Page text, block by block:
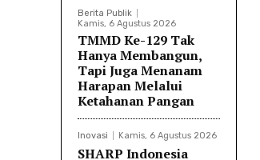
Berita Publik
Kamis, 6 Agustus 2026
TMMD Ke-129 Tak
Hanya Membangun,
Tapi Juga Menanam
Harapan Melalui
Ketahanan Pangan
Inovasi Kamis, 6 Agustus 2026
SHARP Indonesia